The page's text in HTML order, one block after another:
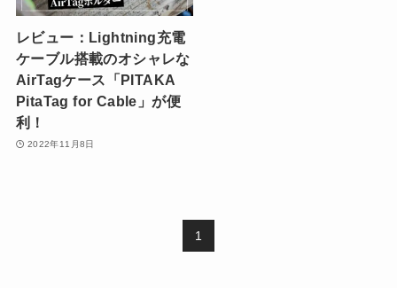
レビュー：Lightning充電
ケーブル搭載のオシャレな
AirTagケース「PITAKA
PitaTag for Cable」が便
利！
2022年11月8日
1